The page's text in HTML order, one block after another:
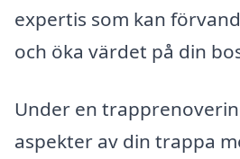
expertis som kan
och öka värdet på din
Under en
aspekter av din trappa